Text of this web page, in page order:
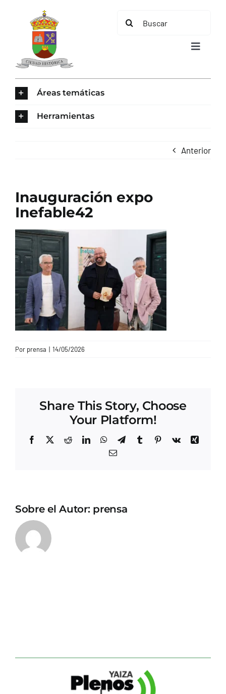
contenido
Buscar:
Toggle
TURISMO
CONTACTO
Áreas temáticas
Herramientas
Anterior
Inauguración expo
Inefable42
Por prensa | 14/05/2026
Share This Story, Choose
Your Platform!
Facebook
X RedditLinkedInWhatsApp
TelegramTumblrPinterest
Vk
Xing
Correo
Sobre el Autor: prensa